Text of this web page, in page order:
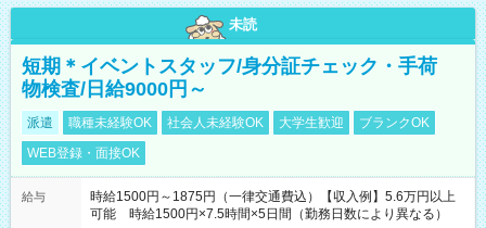
未読
短期＊イベントスタッフ/身分証チェック・手荷
物検査/日給9000円～
派遣 職種未経験OK 社会人未経験OK 大学生歓迎
ブランクOK
WEB登録・面接OK
給与
時給1500円～1875円（一律交通費込）【収入例】5.6万円以上
可能 時給1500円×7.5時間×5日間（勤務日数により異なる）